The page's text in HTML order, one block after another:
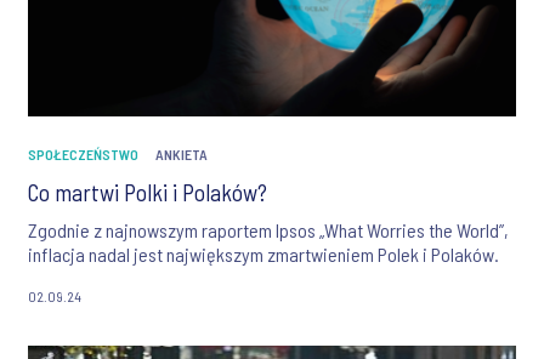
SPOŁECZEŃSTWO ANKIETA
Co martwi Polki i Polaków?
Zgodnie z najnowszym raportem Ipsos „What Worries the World”,
inflacja nadal jest największym zmartwieniem Polek i Polaków.
02.09.24